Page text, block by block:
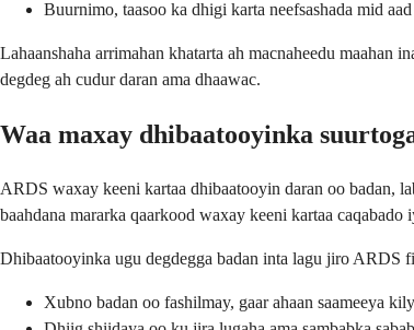
Buurnimo, taasoo ka dhigi karta neefsashada mid
Lahaanshaha arrimahan khatarta ah macnaheedu
degdeg ah cudur daran ama dhaawac.
Waa maxay dhibaatooyinka
ARDS waxay keeni kartaa dhibaatooyin daran oo badan,
baahdana mararka qaarkood waxay keeni kartaa caqabado
Dhibaatooyinka ugu degdegga badan inta lagu jiro ARDS
Xubno badan oo fashilmay, gaar ahaan saameeya